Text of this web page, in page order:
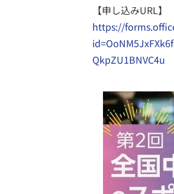
https://
QkpZU1BNVC4u